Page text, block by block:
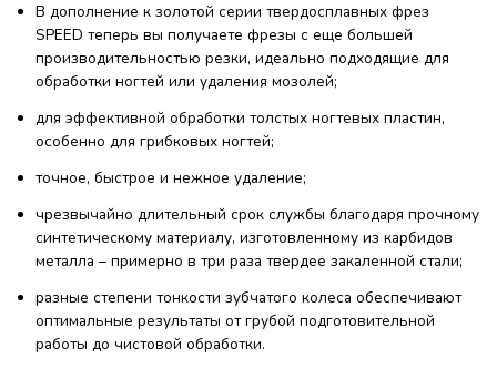
В дополнение к золотой серии твердосплавных фрез
SPEED теперь вы получаете фрезы с еще большей
производительностью резки, идеально подходящие для
обработки ногтей или удаления мозолей;
для эффективной обработки толстых ногтевых пластин,
особенно для грибковых ногтей;
точное, быстрое и нежное удаление;
чрезвычайно длительный срок службы благодаря прочному
синтетическому материалу, изготовленному из карбидов
металла – примерно в три раза твердее закаленной стали;
разные степени тонкости зубчатого колеса обеспечивают
оптимальные результаты от грубой подготовительной
работы до чистовой обработки.